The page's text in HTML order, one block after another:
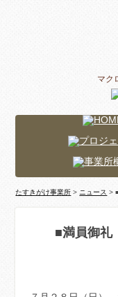
マク
たすきがけ事業所 > ニュース >
■満員御礼